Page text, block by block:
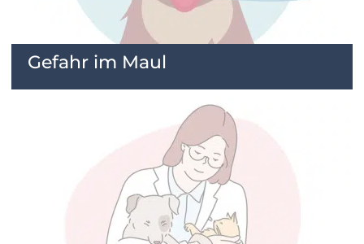
Gefahr im Maul